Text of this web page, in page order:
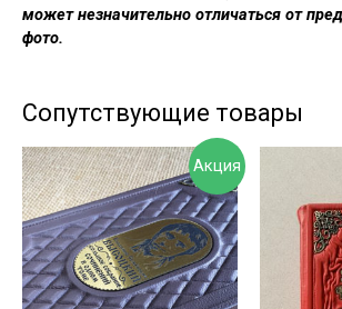
может незначительно отличаться от
фото.
Сопутствующие товары
Акция